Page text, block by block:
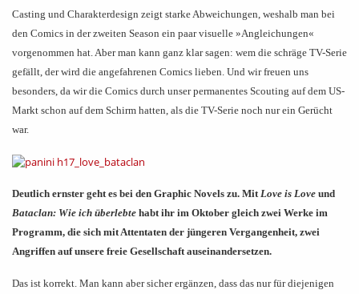
Casting und Charakterdesign zeigt starke Abweichungen, weshalb man bei
den Comics in der zweiten Season ein paar visuelle »Angleichungen«
vorgenommen hat. Aber man kann ganz klar sagen: wem die schräge TV-Serie
gefällt, der wird die angefahrenen Comics lieben. Und wir freuen uns
besonders, da wir die Comics durch unser permanentes Scouting auf dem US-
Markt schon auf dem Schirm hatten, als die TV-Serie noch nur ein Gerücht
war.
Deutlich ernster geht es bei den Graphic Novels zu. MitLove is Love und
Bataclan: Wie ich überlebte habt ihr im Oktober gleich zwei Werke im
Programm, die sich mit Attentaten der jüngeren Vergangenheit, zwei
Angriffen auf unsere freie Gesellschaft auseinandersetzen.
Das ist korrekt. Man kann aber sicher ergänzen, dass das nur für diejenigen